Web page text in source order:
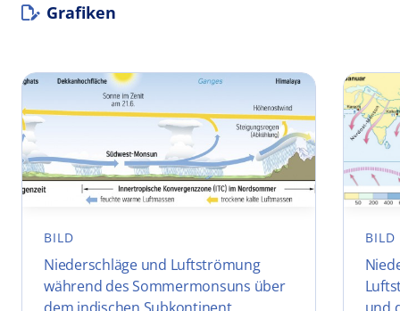
Grafiken
BILD
Niederschläge und Luftströmung
während des Sommermonsuns über
BILD